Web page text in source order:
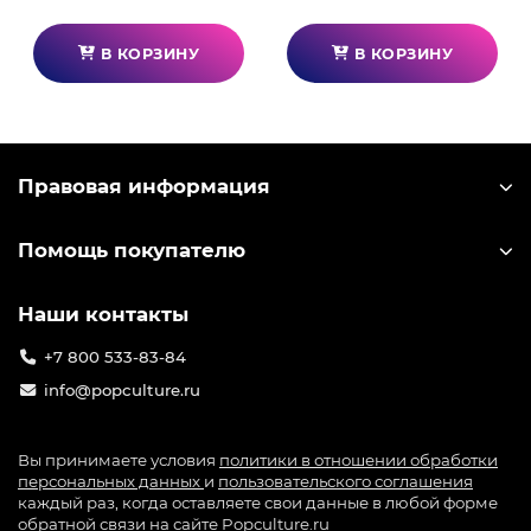
В КОРЗИНУ В КОРЗИНУ
Правовая информация
Помощь покупателю
Наши контакты
+7 800 533-83-84
info@popculture.ru
Вы принимаете условия политики в отношении обработки
персональных данных и пользовательского соглашения
каждый раз, когда оставляете свои данные в любой форме
обратной связи на сайте Popculture.ru